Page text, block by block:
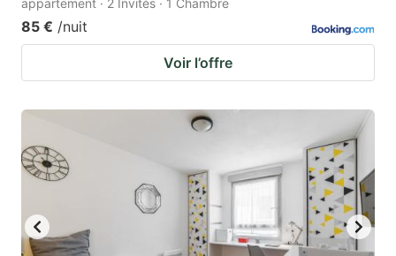
85 € /nuit
Voir l’offre